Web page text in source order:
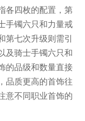
各四枚的配置，第
手镯六只和力量戒
第七次升级则需引
及骑士手镯六只和
的品级和数量直接
品质更高的首饰往
意不同职业首饰的